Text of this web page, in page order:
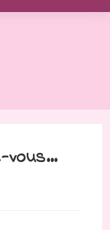
vous…